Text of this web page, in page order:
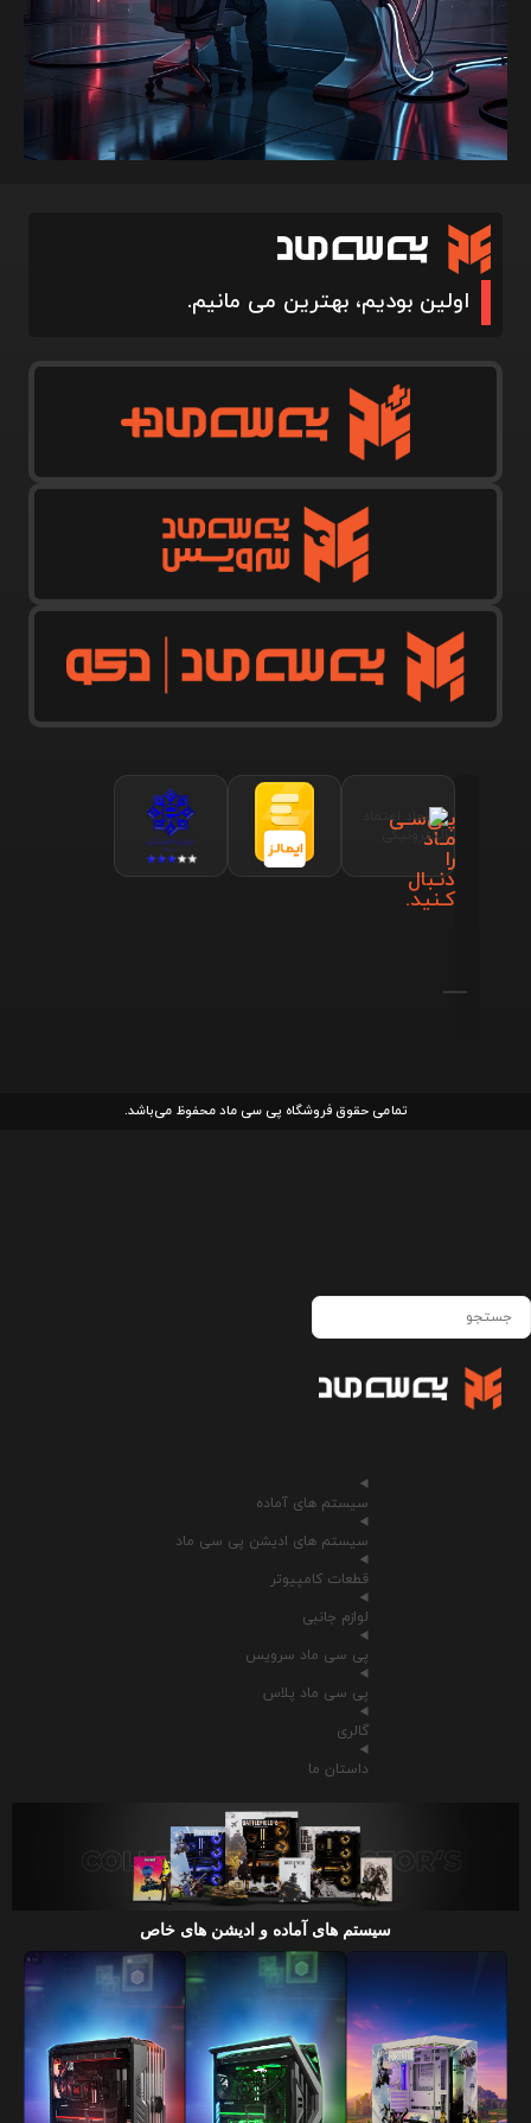
اولین بودیم، بهترین می مانیم.
پـی‌سـی
مـاد
را
دنـبال
کـنید.
تمامی حقوق فروشگاه پی سی ماد محفوظ می‌باشد.
سیستم های آماده
سیستم های ادیشن پی سی ماد
قطعات کامپیوتر
لوازم جانبی
پی سی ماد سرویس
پی سی ماد پلاس
گالری
داستان ما
سیستم های آماده و ادیشن های خاص